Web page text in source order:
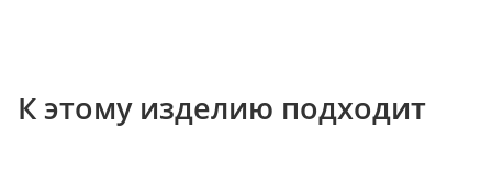
К этому изделию подходит